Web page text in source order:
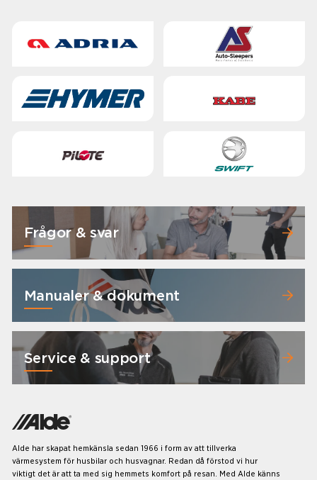
Frågor & svar
Manualer & dokument
Service & support
Alde har skapat hemkänsla sedan 1966 i form av att tillverka
värmesystem för husbilar och husvagnar. Redan då förstod vi hur
viktigt det är att ta med sig hemmets komfort på resan. Med Alde känns